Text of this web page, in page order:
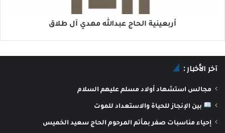
أربعينية الحاج عبدالله مهدي آل طلاق
آخر الأخبار :
مجالس استشهاد أولاد مسلم عليهم السلام
بين الإنجاز للحياة والاستعداد للموت
إحياء مناسبات صفر بمأتم المرحوم الحاج سعيد الخميس